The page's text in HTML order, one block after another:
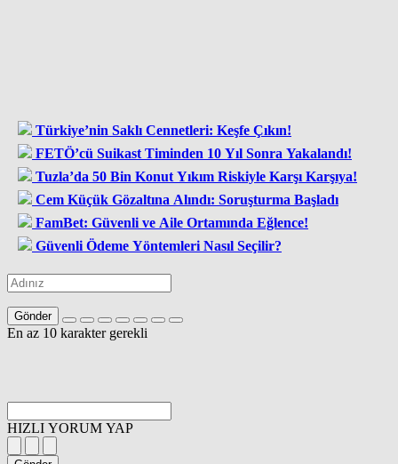
Türkiye’nin Saklı Cennetleri: Keşfe Çıkın!
FETÖ’cü Suikast Timinden 10 Yıl Sonra Yakalandı!
Tuzla’da 50 Bin Konut Yıkım Riskiyle Karşı Karşıya!
Cem Küçük Gözaltına Alındı: Soruşturma Başladı
FamBet: Güvenli ve Aile Ortamında Eğlence!
Güvenli Ödeme Yöntemleri Nasıl Seçilir?
Gönder
En az 10 karakter gerekli
HIZLI YORUM YAP